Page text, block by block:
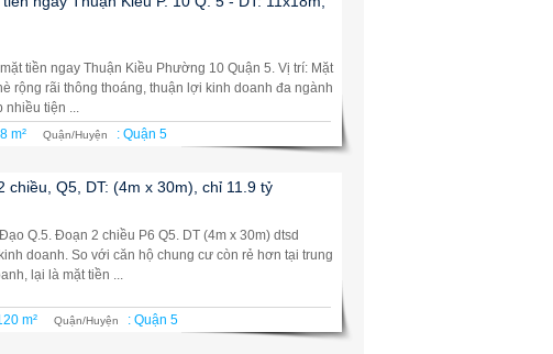
tiền ngay Thuận Kiều Phường 10 Quận 5. Vị trí: Mặt
rộng rãi thông thoáng, thuận lợi kinh doanh đa ngành
nhiều tiện ...
m² Quận/Huyện : Quận 5
chiều, Q5, DT: (4m x 30m), chỉ 11.9 tỷ
Q.5. Đoạn 2 chiều P6 Q5. DT (4m x 30m) dtsd
doanh. So với căn hộ chung cư còn rẻ hơn tại trung
lại là mặt tiền ...
m² Quận/Huyện : Quận 5